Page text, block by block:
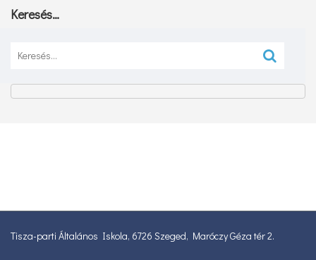
Keresés…
Keresés:
Tisza-parti Általános Iskola, 6726 Szeged, Maróczy Géza tér 2.